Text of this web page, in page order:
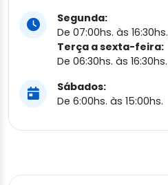
Segunda:
De 07:00hs. às 16:30hs.
Terça a sexta-feira:
De 06:30hs. às 16:30hs.
Sábados:
De 6:00hs. às 15:00hs.